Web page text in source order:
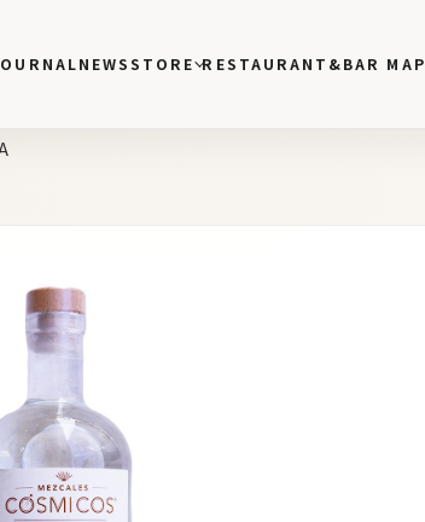
NEWSSTORE RESTAURANT&BAR MAP